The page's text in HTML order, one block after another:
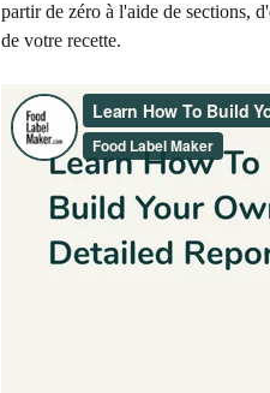
partir de zéro à l'aide de sections,
de votre recette.